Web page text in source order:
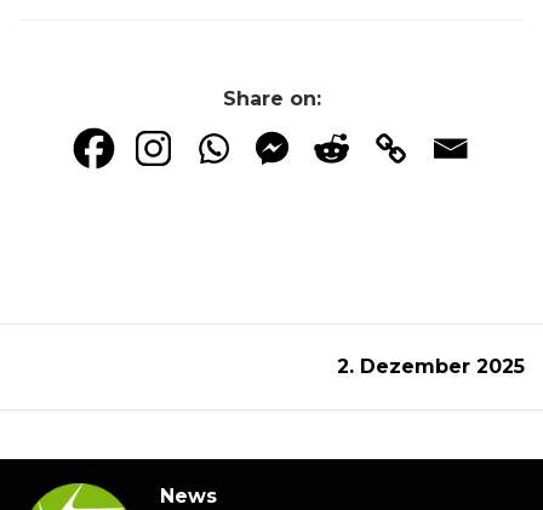
Share on:
2. Dezember 2025
News